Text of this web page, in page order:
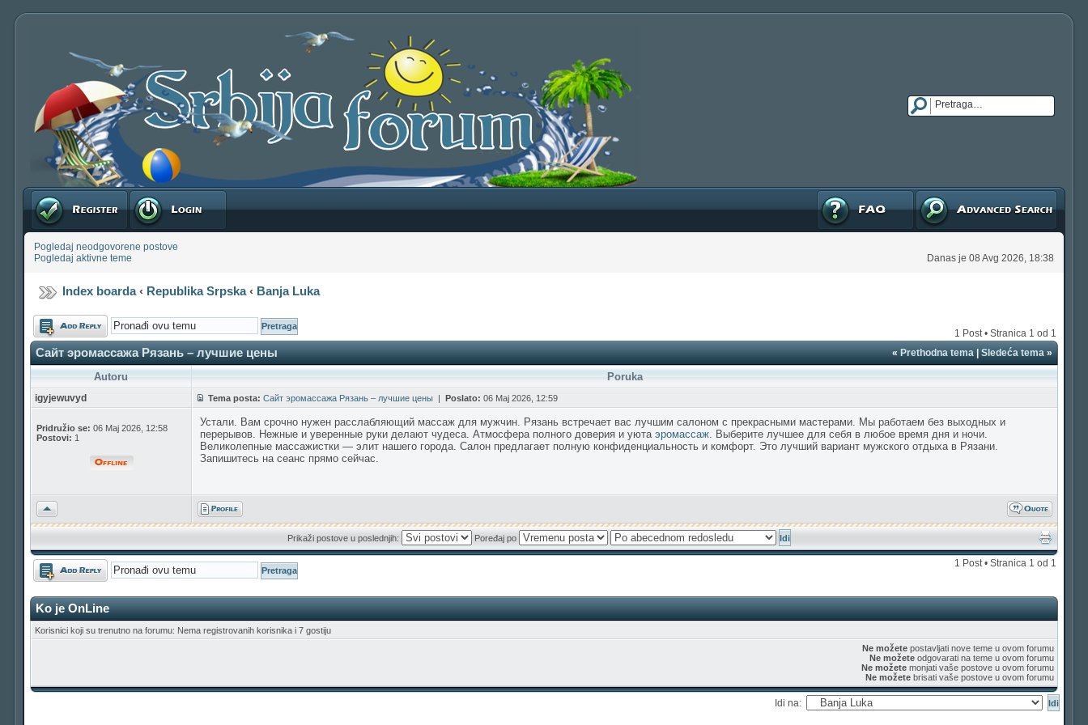
Registruj se Prijavite se Napredna pretraga
FAQ
Pogledaj neodgovorene postove
Pogledaj aktivne teme
Danas je 08 Avg 2026, 18:38
Index boarda‹ Republika Srpska‹ Banja Luka
Odgovori
1 Post • Stranica 1 od 1
Сайт эромассажа Рязань – лучшие цены «Prethodna tema|Sledeća tema»
Autoru Poruka
igyjewuvyd Tema posta: Сайт эромассажа Рязань – лучшие цены | Poslato: 06 Maj 2026, 12:59
Pridružio se: 06 Maj 2026, 12:58
Postovi: 1
Устали. Вам срочно нужен расслабляющий массаж для мужчин. Рязань встречает вас лучшим салоном с прекрасными мастерами. Мы работаем без выходных и
перерывов. Нежные и уверенные руки делают чудеса. Атмосфера полного доверия и уюта эромассаж. Выберите лучшее для себя в любое время дня и ночи.
Великолепные массажистки — элит нашего города. Салон предлагает полную конфиденциальность и комфорт. Это лучший вариант мужского отдыха в Рязани.
Запишитесь на сеанс прямо сейчас.
Vrh
Prikaži postove u poslednjih: Poređaj po
Odgovori 1 Post • Stranica 1 od 1
Ko je OnLine
Korisnici koji su trenutno na forumu: Nema registrovanih korisnika i 7 gostiju
Ne možete postavljati nove teme u ovom forumu
Ne možete odgovarati na teme u ovom forumu
Ne možete monjati vaše postove u ovom forumu
Ne možete brisati vaše postove u ovom forumu
Idi na: